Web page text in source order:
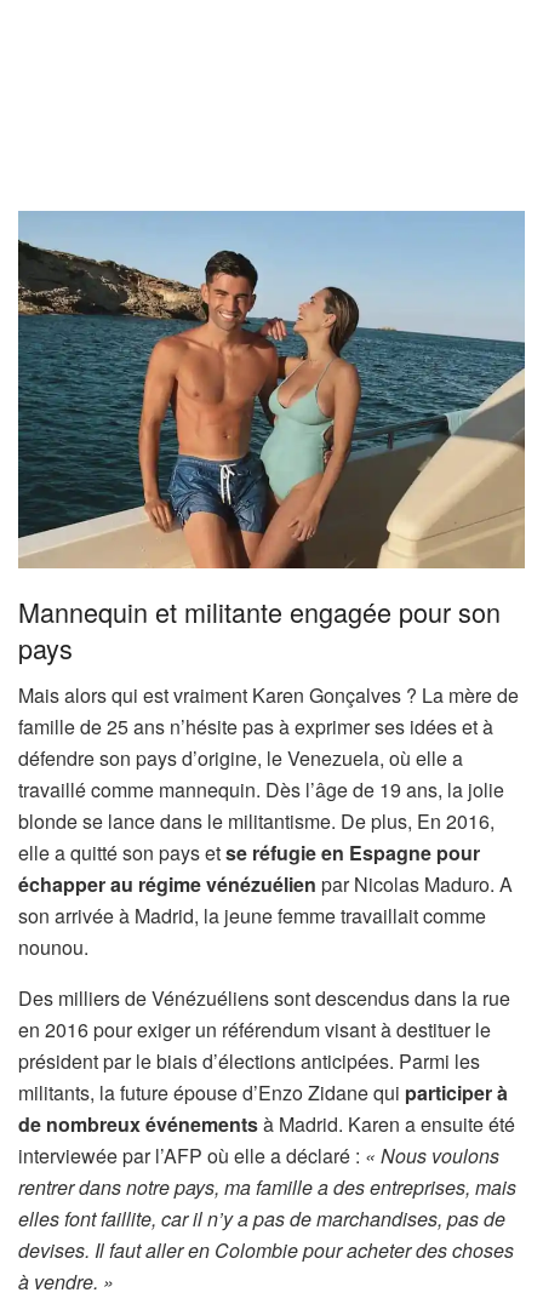
Mannequin et militante engagée pour son
pays
Mais alors qui est vraiment Karen Gonçalves ? La mère de
famille de 25 ans n’hésite pas à exprimer ses idées et à
défendre son pays d’origine, le Venezuela, où elle a
travaillé comme mannequin. Dès l’âge de 19 ans, la jolie
blonde se lance dans le militantisme. De plus, En 2016,
elle a quitté son pays etse réfugie en Espagne pour
échapper au régime vénézuélien par Nicolas Maduro. A
son arrivée à Madrid, la jeune femme travaillait comme
nounou.
Des milliers de Vénézuéliens sont descendus dans la rue
en 2016 pour exiger un référendum visant à destituer le
président par le biais d’élections anticipées. Parmi les
militants, la future épouse d’Enzo Zidane qui participer à
de nombreux événementsà Madrid. Karen a ensuite été
interviewée par l’AFP où elle a déclaré : « Nous voulons
rentrer dans notre pays, ma famille a des entreprises, mais
elles font faillite, car il n’y a pas de marchandises, pas de
devises. Il faut aller en Colombie pour acheter des choses
à vendre. »